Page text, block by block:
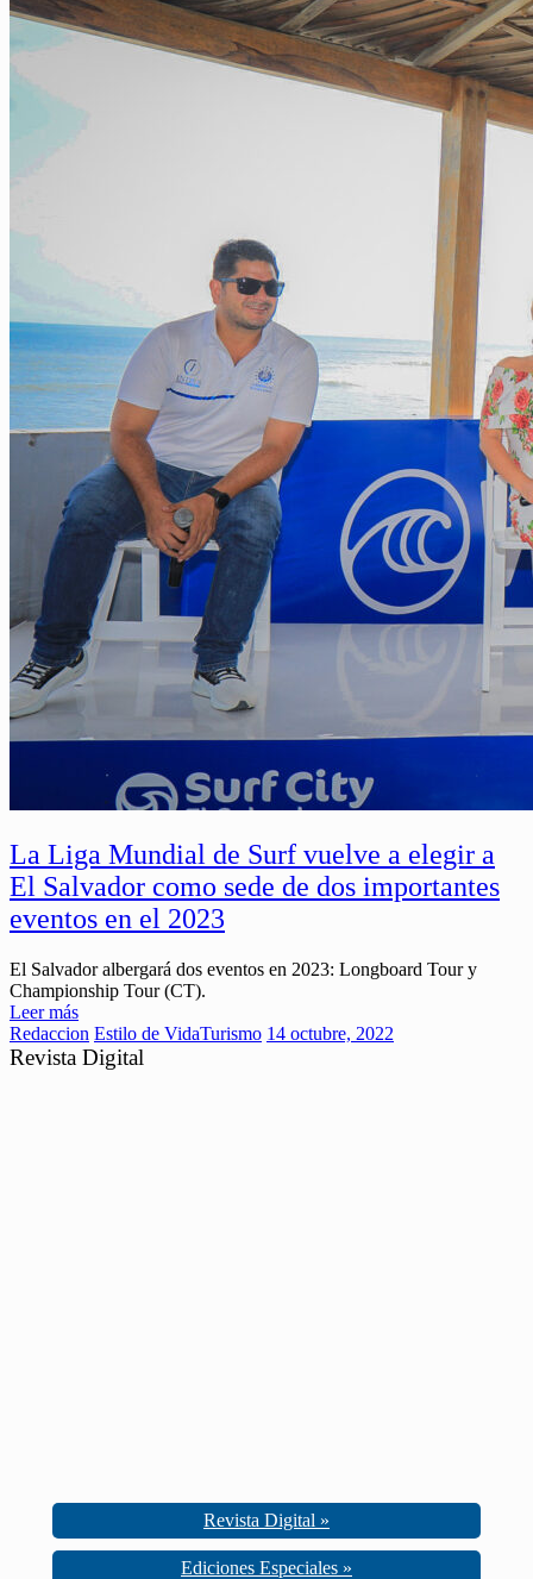
La Liga Mundial de Surf vuelve a elegir a
El Salvador como sede de dos importantes
eventos en el 2023
El Salvador albergará dos eventos en 2023: Longboard Tour y
Championship Tour (CT).
Leer más
Redaccion Estilo de VidaTurismo 14 octubre, 2022
Revista Digital
Revista Digital »
Ediciones Especiales »